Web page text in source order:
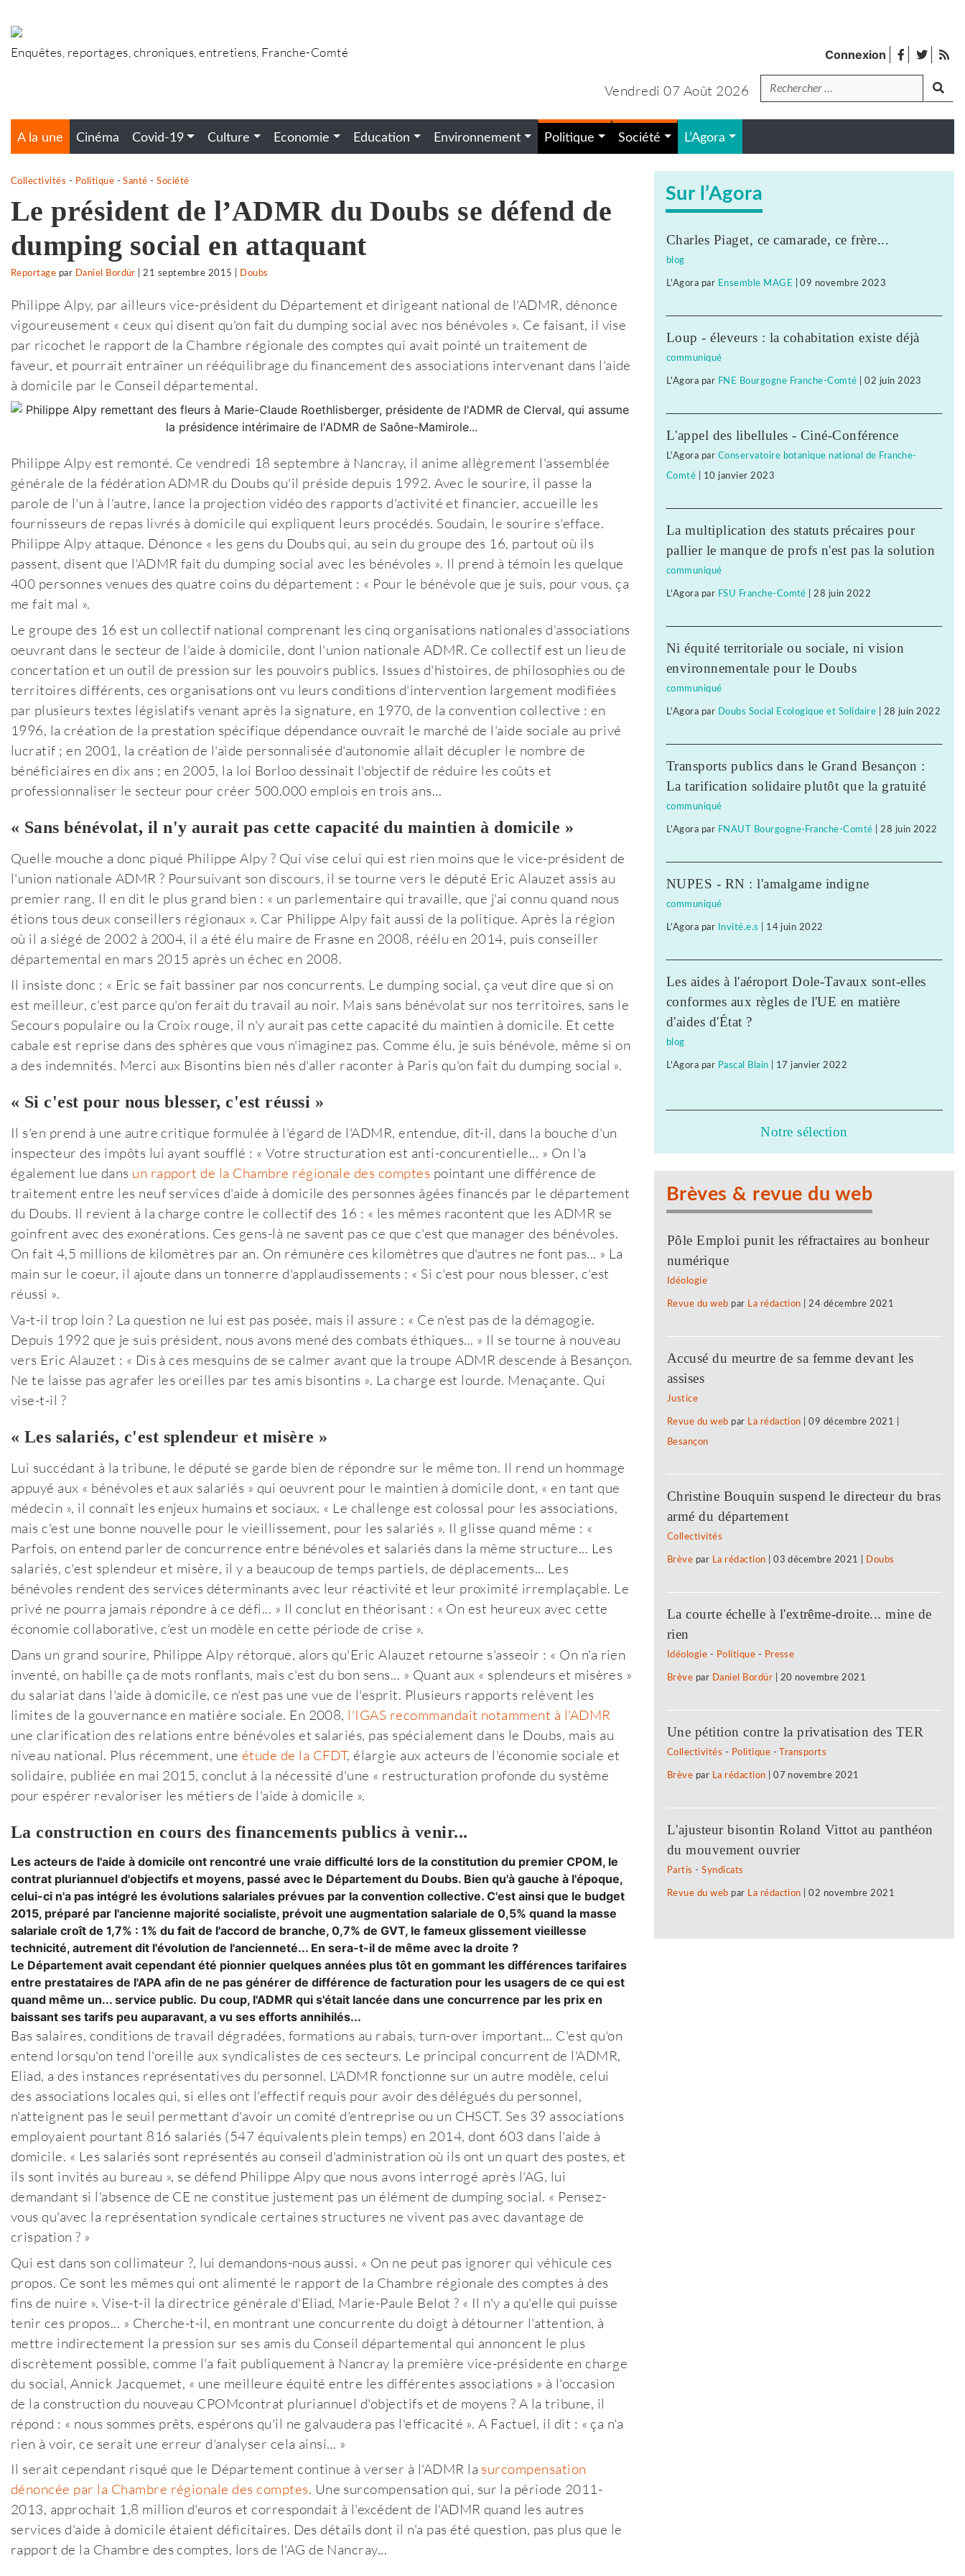
au
Enquêtes, reportages, chroniques, entretiens, Franche-Comté Connexion facebook
twitter
Vendredi 07 Août 2026Recherche
A la une Cinéma Covid-19 Culture Economie Education Environnement Politique Société L’Agora
Collectivités - Politique -Santé -Société
Le président de l’ADMR du Doubs se défend de
dumping social en attaquant
Reportage par Daniel Bordür 21 septembre 2015 Doubs
Philippe Alpy, par ailleurs vice-président du Département et dirigeant national de l'ADMR, dénonce
vigoureusement « ceux qui disent qu'on fait du dumping social avec nos bénévoles ». Ce faisant, il vise
par ricochet le rapport de la Chambre régionale des comptes qui avait pointé un traitement de
faveur, et pourrait entraîner un rééquilibrage du financement des associations intervenant dans l'aide
à domicile par le Conseil départemental.
Philippe Alpy est remonté. Ce vendredi 18 septembre à Nancray, il anime allègrement l'assemblée
générale de la fédération ADMR du Doubs qu'il préside depuis 1992. Avec le sourire, il passe la
parole de l'un à l'autre, lance la projection vidéo des rapports d'activité et financier, accueille les
fournisseurs de repas livrés à domicile qui expliquent leurs procédés. Soudain, le sourire s'efface.
Philippe Alpy attaque. Dénonce « les gens du Doubs qui, au sein du groupe des 16, partout où ils
passent, disent que l'ADMR fait du dumping social avec les bénévoles ». Il prend à témoin les quelque
400 personnes venues des quatre coins du département : « Pour le bénévole que je suis, pour vous, ça
me fait mal ».
Le groupe des 16 est un collectif national comprenant les cinq organisations nationales d'associations
oeuvrant dans le secteur de l'aide à domicile, dont l'union nationale ADMR. Ce collectif est un lieu de
concertation et un outil de pression sur les pouvoirs publics. Issues d'histoires, de philosophies ou de
territoires différents, ces organisations ont vu leurs conditions d'intervention largement modifiées
par plusieurs textes législatifs venant après la signature, en 1970, de la convention collective : en
1996, la création de la prestation spécifique dépendance ouvrait le marché de l'aide sociale au privé
lucratif ; en 2001, la création de l'aide personnalisée d'autonomie allait décupler le nombre de
bénéficiaires en dix ans ; en 2005, la loi Borloo dessinait l'objectif de réduire les coûts et
professionnaliser le secteur pour créer 500.000 emplois en trois ans...
« Sans bénévolat, il n'y aurait pas cette capacité du maintien à domicile »
Quelle mouche a donc piqué Philippe Alpy ? Qui vise celui qui est rien moins que le vice-président de
l'union nationale ADMR ? Poursuivant son discours, il se tourne vers le député Eric Alauzet assis au
premier rang. Il en dit le plus grand bien : « un parlementaire qui travaille, que j'ai connu quand nous
étions tous deux conseillers régionaux ». Car Philippe Alpy fait aussi de la politique. Après la région
où il a siégé de 2002 à 2004, il a été élu maire de Frasne en 2008, réélu en 2014, puis conseiller
départemental en mars 2015 après un échec en 2008.
Il insiste donc : « Eric se fait bassiner par nos concurrents. Le dumping social, ça veut dire que si on
est meilleur, c'est parce qu'on ferait du travail au noir. Mais sans bénévolat sur nos territoires, sans le
Secours populaire ou la Croix rouge, il n'y aurait pas cette capacité du maintien à domicile. Et cette
cabale est reprise dans des sphères que vous n'imaginez pas. Comme élu, je suis bénévole, même si on
a des indemnités. Merci aux Bisontins bien nés d'aller raconter à Paris qu'on fait du dumping social ».
« Si c'est pour nous blesser, c'est réussi »
Il s'en prend à une autre critique formulée à l'égard de l'ADMR, entendue, dit-il, dans la bouche d'un
inspecteur des impôts lui ayant soufflé : « Votre structuration est anti-concurentielle... » On l'a
également lue dans un rapport de la Chambre régionale des comptes pointant une différence de
traitement entre les neuf services d'aide à domicile des personnes âgées financés par le département
du Doubs. Il revient à la charge contre le collectif des 16 : « les mêmes racontent que les ADMR se
goinfrent avec des exonérations. Ces gens-là ne savent pas ce que c'est que manager des bénévoles.
On fait 4,5 millions de kilomètres par an. On rémunère ces kilomètres que d'autres ne font pas... » La
main sur le coeur, il ajoute dans un tonnerre d'applaudissements : « Si c'est pour nous blesser, c'est
réussi ».
Va-t-il trop loin ? La question ne lui est pas posée, mais il assure : « Ce n'est pas de la démagogie.
Depuis 1992 que je suis président, nous avons mené des combats éthiques... » Il se tourne à nouveau
vers Eric Alauzet : « Dis à ces mesquins de se calmer avant que la troupe ADMR descende à Besançon.
Ne te laisse pas agrafer les oreilles par tes amis bisontins ». La charge est lourde. Menaçante. Qui
vise-t-il ?
« Les salariés, c'est splendeur et misère »
Lui succédant à la tribune, le député se garde bien de répondre sur le même ton. Il rend un hommage
appuyé aux « bénévoles et aux salariés » qui oeuvrent pour le maintien à domicile dont, « en tant que
médecin », il connaît les enjeux humains et sociaux. « Le challenge est colossal pour les associations,
mais c'est une bonne nouvelle pour le vieillissement, pour les salariés ». Il glisse quand même : «
Parfois, on entend parler de concurrence entre bénévoles et salariés dans la même structure... Les
salariés, c'est splendeur et misère, il y a beaucoup de temps partiels, de déplacements... Les
bénévoles rendent des services déterminants avec leur réactivité et leur proximité irremplaçable. Le
privé ne pourra jamais répondre à ce défi... » Il conclut en théorisant : « On est heureux avec cette
économie collaborative, c'est un modèle en cette période de crise ».
Dans un grand sourire, Philippe Alpy rétorque, alors qu'Eric Alauzet retourne s'asseoir : « On n'a rien
inventé, on habille ça de mots ronflants, mais c'est du bon sens... » Quant aux « splendeurs et misères »
du salariat dans l'aide à domicile, ce n'est pas une vue de l'esprit. Plusieurs rapports relèvent les
limites de la gouvernance en matière sociale. En 2008, l'IGAS recommandait notamment à l'ADMR
une clarification des relations entre bénévoles et salariés, pas spécialement dans le Doubs, mais au
niveau national. Plus récemment, une étude de la CFDT, élargie aux acteurs de l'économie sociale et
solidaire, publiée en mai 2015, conclut à la nécessité d'une « restructuration profonde du système
pour espérer revaloriser les métiers de l'aide à domicile ».
La construction en cours des financements publics à venir...
Les acteurs de l'aide à domicile ont rencontré une vraie difficulté lors de la constitution du premier CPOM, le
contrat pluriannuel d'objectifs et moyens, passé avec le Département du Doubs. Bien qu'à gauche à l'époque,
celui-ci n'a pas intégré les évolutions salariales prévues par la convention collective. C'est ainsi que le budget
2015, préparé par l'ancienne majorité socialiste, prévoit une augmentation salariale de 0,5% quand la masse
salariale croît de 1,7% : 1% du fait de l'accord de branche, 0,7% de GVT, le fameux glissement vieillesse
technicité, autrement dit l'évolution de l'ancienneté... En sera-t-il de même avec la droite ?
Le Département avait cependant été pionnier quelques années plus tôt en gommant les différences tarifaires
entre prestataires de l'APA afin de ne pas générer de différence de facturation pour les usagers de ce qui est
quand même un... service public. Du coup, l'ADMR qui s'était lancée dans une concurrence par les prix en
baissant ses tarifs peu auparavant, a vu ses efforts annihilés...
Bas salaires, conditions de travail dégradées, formations au rabais, turn-over important... C'est qu'on
entend lorsqu'on tend l'oreille aux syndicalistes de ces secteurs. Le principal concurrent de l'ADMR,
Eliad, a des instances représentatives du personnel. L'ADMR fonctionne sur un autre modèle, celui
des associations locales qui, si elles ont l'effectif requis pour avoir des délégués du personnel,
n'atteignent pas le seuil permettant d'avoir un comité d'entreprise ou un CHSCT. Ses 39 associations
employaient pourtant 816 salariés (547 équivalents plein temps) en 2014, dont 603 dans l'aide à
domicile. « Les salariés sont représentés au conseil d'administration où ils ont un quart des postes, et
ils sont invités au bureau », se défend Philippe Alpy que nous avons interrogé après l'AG, lui
demandant si l'absence de CE ne constitue justement pas un élément de dumping social. « Pensez-
vous qu'avec la représentation syndicale certaines structures ne vivent pas avec davantage de
crispation ? »
Qui est dans son collimateur ?, lui demandons-nous aussi. « On ne peut pas ignorer qui véhicule ces
propos. Ce sont les mêmes qui ont alimenté le rapport de la Chambre régionale des comptes à des
fins de nuire ». Vise-t-il la directrice générale d'Eliad, Marie-Paule Belot ? « Il n'y a qu'elle qui puisse
tenir ces propos... » Cherche-t-il, en montrant une concurrente du doigt à détourner l'attention, à
mettre indirectement la pression sur ses amis du Conseil départemental qui annoncent le plus
discrètement possible, comme l'a fait publiquement à Nancray la première vice-présidente en charge
du social, Annick Jacquemet, « une meilleure équité entre les différentes associations » à l'occasion
de la construction du nouveau CPOMcontrat pluriannuel d'objectifs et de moyens ? A la tribune, il
répond : « nous sommes prêts, espérons qu'il ne galvaudera pas l'efficacité ». A Factuel, il dit : « ça n'a
rien à voir, ce serait une erreur d'analyser cela ainsi... »
Il serait cependant risqué que le Département continue à verser à l'ADMR la surcompensation
dénoncée par la Chambre régionale des comptes. Une surcompensation qui, sur la période 2011-
2013, approchait 1,8 million d'euros et correspondait à l'excédent de l'ADMR quand les autres
services d'aide à domicile étaient déficitaires. Des détails dont il n'a pas été question, pas plus que le
rapport de la Chambre des comptes, lors de l'AG de Nancray...
Sur l’Agora
Charles Piaget, ce camarade, ce frère...
blog
L'Agora par Ensemble MAGE |09 novembre 2023
Loup - éleveurs : la cohabitation existe déjà
communiqué
L'Agora par FNE Bourgogne Franche-Comté |02 juin 2023
L'appel des libellules - Ciné-Conférence
L'Agora par Conservatoire botanique national de Franche-
Comté 10 janvier 2023
La multiplication des statuts précaires pour
pallier le manque de profs n'est pas la solution
communiqué
L'Agora par FSU Franche-Comté 28 juin 2022
Ni équité territoriale ou sociale, ni vision
environnementale pour le Doubs
communiqué
L'Agora par Doubs Social Ecologique et Solidaire 28 juin 2022
Transports publics dans le Grand Besançon :
La tarification solidaire plutôt que la gratuité
communiqué
L'Agora par FNAUT Bourgogne-Franche-Comté 28 juin 2022
NUPES - RN : l'amalgame indigne
communiqué
L'Agora par Invité.e.s 14 juin 2022
Les aides à l'aéroport Dole-Tavaux sont-elles
conformes aux règles de l'UE en matière
d'aides d'État ?
blog
L'Agora par Pascal Blain 17 janvier 2022
Notre sélection
Brèves & revue du web
Pôle Emploi punit les réfractaires au bonheur
numérique
Idéologie
Revue du web par La rédaction 24 décembre 2021
Accusé du meurtre de sa femme devant les
assises
Justice
Revue du web par La rédaction |09 décembre 2021
Besançon
Christine Bouquin suspend le directeur du bras
armé du département
Collectivités
Brève par La rédaction |03 décembre 2021 Doubs
La courte échelle à l'extrême-droite... mine de
rien
Idéologie - Politique - Presse
Brève par Daniel Bordür 20 novembre 2021
Une pétition contre la privatisation des TER
Collectivités - Politique - Transports
Brève par La rédaction |07 novembre 2021
L'ajusteur bisontin Roland Vittot au panthéon
du mouvement ouvrier
Partis -Syndicats
Revue du web par La rédaction |02 novembre 2021